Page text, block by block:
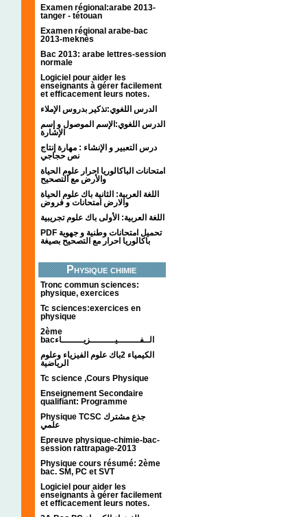
Examen régional:arabe 2013-
tanger - tétouan
Examen régional arabe-bac
2013-meknès
Bac 2013: arabe lettres-session
normale
Logiciel pour aider les
enseignants à gérer facilement
et efficacement leurs notes.
الدرس اللغوي:تذكير بدروس الإملاء
الدرس اللغوي:الإسم الموصول و إسم
الإشارة
درس التعبير و الإنشاء : مهارة إنتاج
نص حجاجي
امتحانات الباكالوريا احرار علوم الحياة
والأرض مع التصحيح
اللغة العربية: الثانية باك علوم الحياة
والارض امتحانات و فروض
اللغة العربية: الأولى باك علوم تجريبية
PDF تحميل امتحانات وطنية و جهوية
باكالوريا احرار مع التصحيح بصيغة
Physique chimie
Tronc commun sciences:
physique, exercices
Tc sciences:exercices en
physique
2ème
bacالــفــــــــيـــــــــزيــــــــاء
الكيمياء 2باك علوم الفيزياء وعلوم
الرياضية
Tc science ,Cours Physique
Enseignement Secondaire
qualifiant: Programme
Physique TCSC جذع مشترك
علمي
Epreuve physique-chimie-bac-
session rattrapage-2013
Physique cours résumé: 2ème
bac. SM, PC et SVT
Logiciel pour aider les
enseignants à gérer facilement
et efficacement leurs notes.